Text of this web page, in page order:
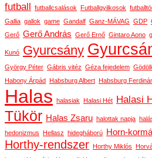
futball futballcsalások Futballgyilkosok
Gallia gallok game Gandalf Ganz-MÁVAG GDP
Gerő Gerő András Gerő Ernő Gintaro Aono
Kunó Gyurcsány
György Péter Gábris vitéz Géza fejedelem
Habony Árpád
Habsburg Albert Habsburg
Halas halasiak Halasi Hét Halasi
Tükör Halas Zsaru halottak napja
hedonizmus
Hellasz hidegháború Horn-
Horthy-rendszer Horthy Miklós